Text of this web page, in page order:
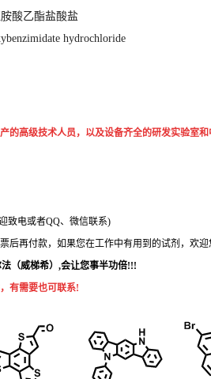
酸乙酯盐酸盐
hydrochloride
的高级技术人员，以及设备齐全的研发实验室和
致电或者QQ、微信联系)
后再付款，如果您在工作中有用到的试剂，欢迎
（威梯希） ,会让您事半功倍!!!
有需要也可联系!